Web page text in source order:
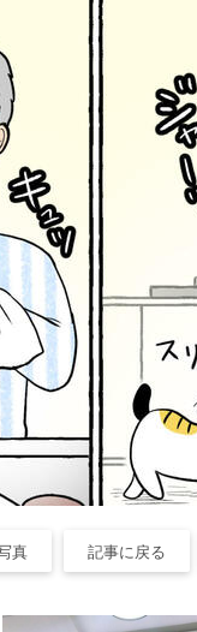
真 記事に戻る